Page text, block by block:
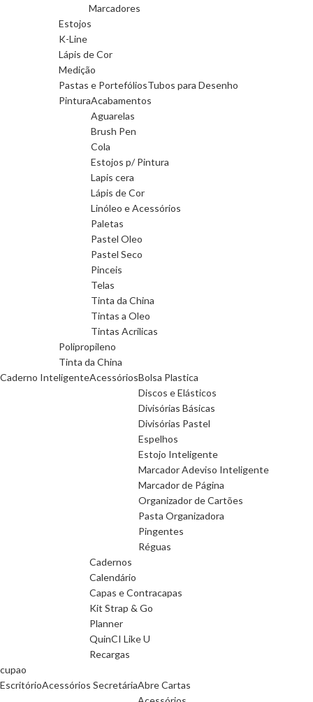
Marcadores
Estojos
K-Line
Lápis de Cor
Medição
Pastas e PortefóliosTubos para Desenho
PinturaAcabamentos
Aguarelas
Brush Pen
Cola
Estojos p/ Pintura
Lapis cera
Lápis de Cor
Linóleo e Acessórios
Paletas
Pastel Oleo
Pastel Seco
Pinceis
Telas
Tinta da China
Tintas a Oleo
Tintas Acrilicas
Polipropileno
Tinta da China
Caderno InteligenteAcessóriosBolsa Plastica
Discos e Elásticos
Divisórias Básicas
Divisórias Pastel
Espelhos
Estojo Inteligente
Marcador Adeviso Inteligente
Marcador de Página
Organizador de Cartões
Pasta Organizadora
Pingentes
Réguas
Cadernos
Calendário
Capas e Contracapas
Kit Strap & Go
Planner
QuinCI Like U
Recargas
cupao
EscritórioAcessórios SecretáriaAbre Cartas